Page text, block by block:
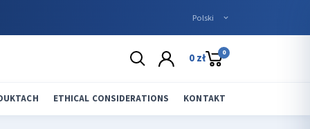
0 zł 0
ETHICAL CONSIDERATIONS KONTAKT